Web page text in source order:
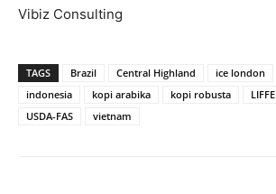
Vibiz Consulting
TAGS Brazil Central Highland ice london
indonesia
kopi arabika kopi robusta LIFFE
USDA-FAS
vietnam